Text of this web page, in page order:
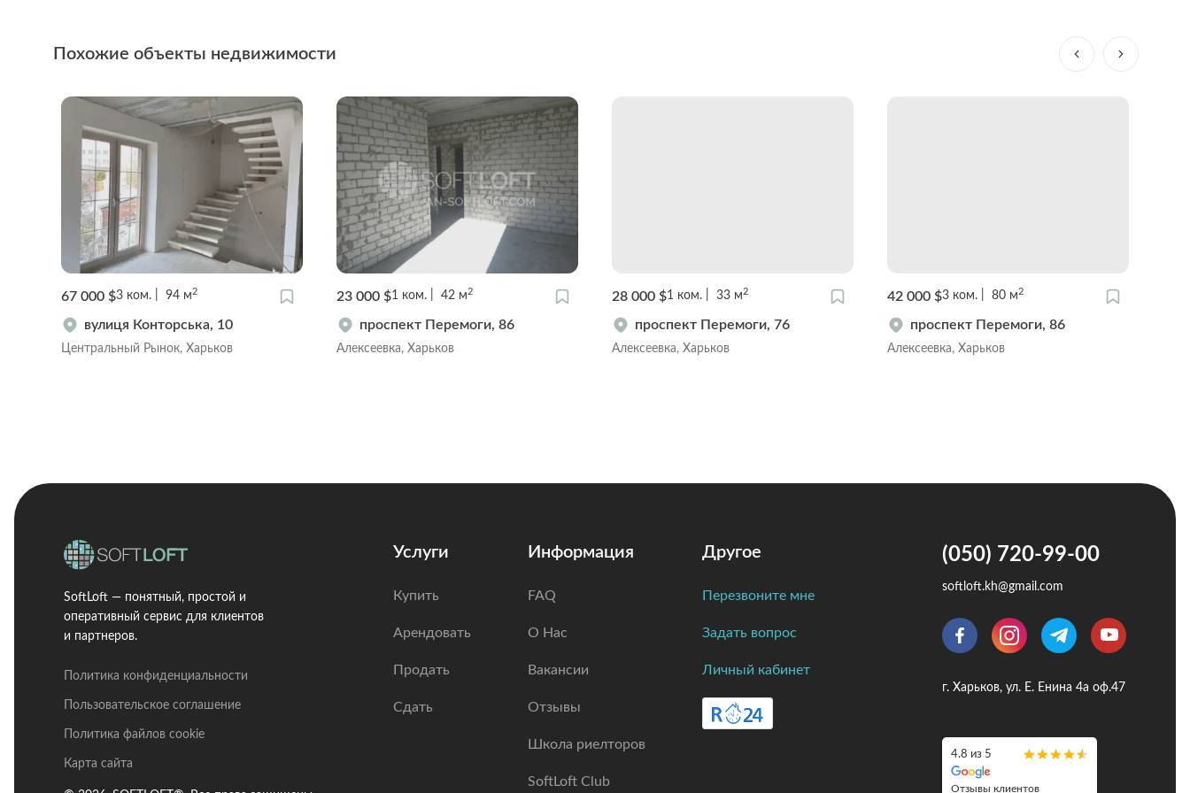
Похожие объекты недвижимости
67 000 $3 ком. 94 м2
вулиця Конторська, 10
Центральный Рынок, Харьков
23 000 $1 ком. 42 м2
проспект Перемоги, 86
Алексеевка, Харьков
28 000 $1 ком. 33 м2
проспект Перемоги, 76
Алексеевка, Харьков
42 000 $3 ком. 80 м2
проспект Перемоги, 86
Алексеевка, Харьков
SoftLoft — понятный, простой и
оперативный сервис для клиентов
и партнеров.
Политика конфиденциальности
Пользовательское соглашение
Политика файлов cookie
Карта сайта
Услуги
Купить
Арендовать
Продать
Сдать
Информация
FAQ
О Нас
Вакансии
Отзывы
Школа риелторов
SoftLoft Club
Другое
Перезвоните мне
Задать вопрос
Личный кабинет
(050) 720-99-00
softloft.kh@gmail.com
г. Харьков, ул. Е. Енина 4а оф.47
4.8 из 5
Отзывы клиентов